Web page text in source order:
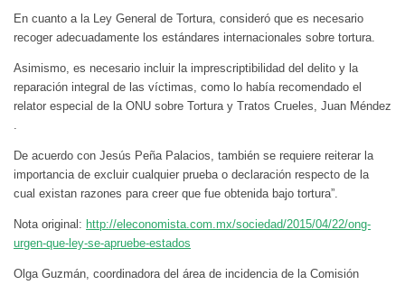
En cuanto a la Ley General de Tortura, consideró que es necesario
recoger adecuadamente los estándares internacionales sobre tortura.
Asimismo, es necesario incluir la imprescriptibilidad del delito y la
reparación integral de las víctimas, como lo había recomendado el
relator especial de la ONU sobre Tortura y Tratos Crueles, Juan Méndez
.
De acuerdo con Jesús Peña Palacios, también se requiere reiterar la
importancia de excluir cualquier prueba o declaración respecto de la
cual existan razones para creer que fue obtenida bajo tortura”.
Nota original: http://eleconomista.com.mx/sociedad/2015/04/22/ong-
urgen-que-ley-se-apruebe-estados
Olga Guzmán, coordinadora del área de incidencia de la Comisión